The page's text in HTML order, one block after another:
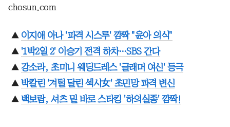
chosun.com
▲ 이지애 아나 '파격 시스루' 깜짝 "윤아 의식"
▲ '1박2일 2' 이승기 전격 하차…SBS 간다
▲ 강소라, 초미니 웨딩드레스 '글래머 여신' 등극
▲ 박칼린 '겨털 달린 섹시女' 초민망 파격 변신
▲ 백보람, 셔츠 밑 바로 스타킹 '하의실종' 깜짝!